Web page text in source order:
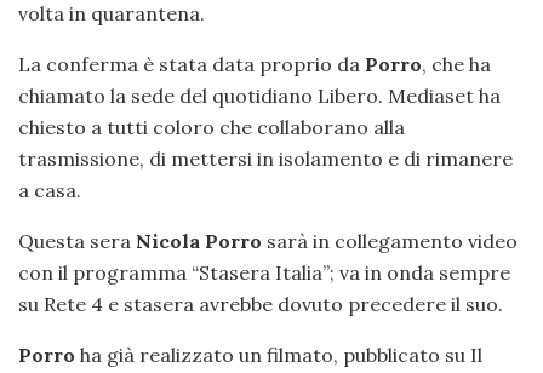
volta in quarantena.
La conferma è stata data proprio da Porro, che ha
chiamato la sede del quotidiano Libero. Mediaset ha
chiesto a tutti coloro che collaborano alla
trasmissione, di mettersi in isolamento e di rimanere
a casa.
Questa sera Nicola Porro sarà in collegamento video
con il programma “Stasera Italia”; va in onda sempre
su Rete 4 e stasera avrebbe dovuto precedere il suo.
Porro ha già realizzato un filmato, pubblicato su Il